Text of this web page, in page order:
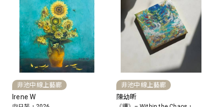
非池中線上藝廊
Irene W
非池中線上藝廊
陳幼昕